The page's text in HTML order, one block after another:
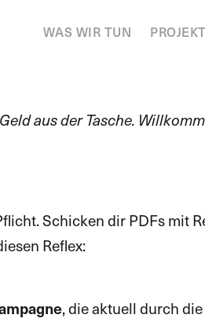
WAS WIR TUN
aus der Tasche.
Schicken dir PDFs mit
Reflex:
, die aktuell durch